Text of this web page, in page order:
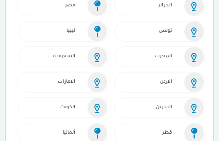
الجزائر مصر
تونس ليبيا
المغرب السعودية
الاردن الامارات
البحرين الكويت
قطر ألمانيا